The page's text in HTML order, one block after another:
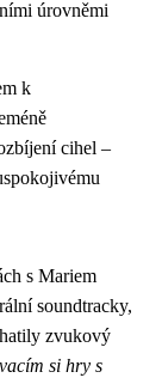
úrovněmi
k
cihel –
s Mariem
soundtracky,
zvukový
si hry s